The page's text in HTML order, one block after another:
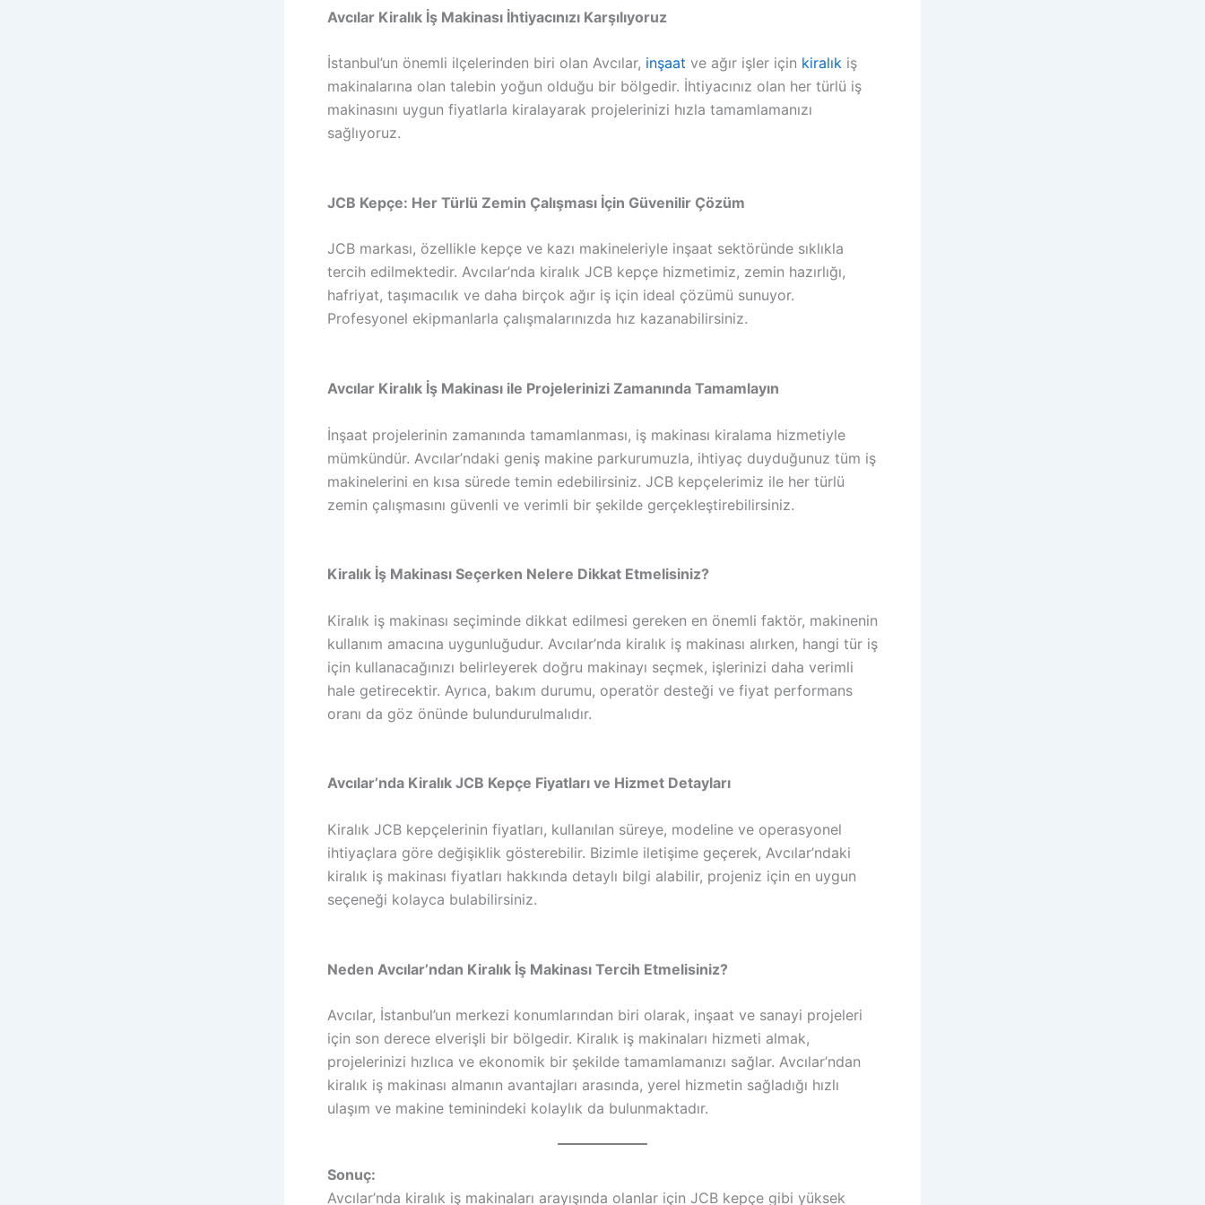
Avcılar Kiralık İş Makinası İhtiyacınızı Karşılıyoruz
İstanbul’un önemli ilçelerinden biri olan Avcılar, inşaat ve ağır işler için kiralık iş
makinalarına olan talebin yoğun olduğu bir bölgedir. İhtiyacınız olan her türlü iş
makinasını uygun fiyatlarla kiralayarak projelerinizi hızla tamamlamanızı
sağlıyoruz.
JCB Kepçe: Her Türlü Zemin Çalışması İçin Güvenilir Çözüm
JCB markası, özellikle kepçe ve kazı makineleriyle inşaat sektöründe sıklıkla
tercih edilmektedir. Avcılar’nda kiralık JCB kepçe hizmetimiz, zemin hazırlığı,
hafriyat, taşımacılık ve daha birçok ağır iş için ideal çözümü sunuyor.
Profesyonel ekipmanlarla çalışmalarınızda hız kazanabilirsiniz.
Avcılar Kiralık İş Makinası ile Projelerinizi Zamanında Tamamlayın
İnşaat projelerinin zamanında tamamlanması, iş makinası kiralama hizmetiyle
mümkündür. Avcılar’ndaki geniş makine parkurumuzla, ihtiyaç duyduğunuz tüm iş
makinelerini en kısa sürede temin edebilirsiniz. JCB kepçelerimiz ile her türlü
zemin çalışmasını güvenli ve verimli bir şekilde gerçekleştirebilirsiniz.
Kiralık İş Makinası Seçerken Nelere Dikkat Etmelisiniz?
Kiralık iş makinası seçiminde dikkat edilmesi gereken en önemli faktör, makinenin
kullanım amacına uygunluğudur. Avcılar’nda kiralık iş makinası alırken, hangi tür iş
için kullanacağınızı belirleyerek doğru makinayı seçmek, işlerinizi daha verimli
hale getirecektir. Ayrıca, bakım durumu, operatör desteği ve fiyat performans
oranı da göz önünde bulundurulmalıdır.
Avcılar’nda Kiralık JCB Kepçe Fiyatları ve Hizmet Detayları
Kiralık JCB kepçelerinin fiyatları, kullanılan süreye, modeline ve operasyonel
ihtiyaçlara göre değişiklik gösterebilir. Bizimle iletişime geçerek, Avcılar’ndaki
kiralık iş makinası fiyatları hakkında detaylı bilgi alabilir, projeniz için en uygun
seçeneği kolayca bulabilirsiniz.
Neden Avcılar’ndan Kiralık İş Makinası Tercih Etmelisiniz?
Avcılar, İstanbul’un merkezi konumlarından biri olarak, inşaat ve sanayi projeleri
için son derece elverişli bir bölgedir. Kiralık iş makinaları hizmeti almak,
projelerinizi hızlıca ve ekonomik bir şekilde tamamlamanızı sağlar. Avcılar’ndan
kiralık iş makinası almanın avantajları arasında, yerel hizmetin sağladığı hızlı
ulaşım ve makine teminindeki kolaylık da bulunmaktadır.
Sonuç:
Avcılar’nda kiralık iş makinaları arayışında olanlar için JCB kepçe gibi yüksek